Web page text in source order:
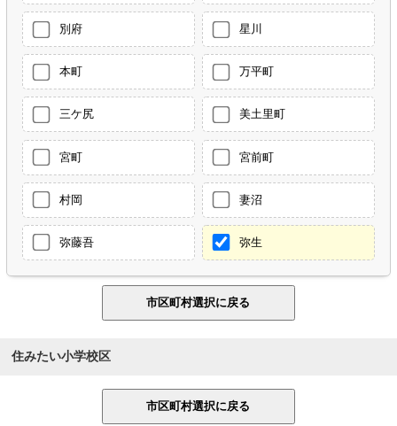
別府 星川
本町 万平町
三ケ尻 美土里町
宮町 宮前町
村岡 妻沼
弥藤吾 弥生
住みたい小学校区